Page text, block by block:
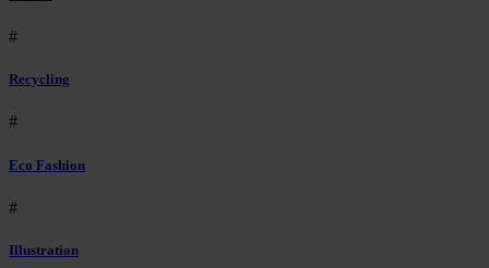
#
Recycling
#
Eco Fashion
#
Illustration